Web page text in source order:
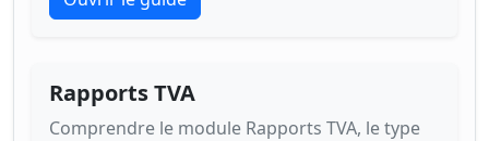
Rapports TVA
Comprendre le module Rapports TVA, le type